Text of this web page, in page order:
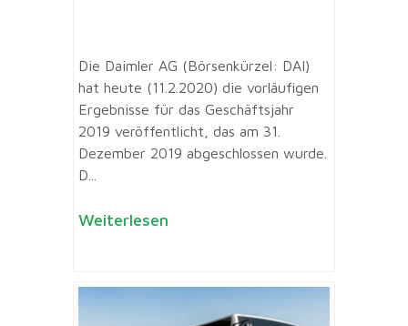
Die Daimler AG (Börsenkürzel: DAI)
hat heute (11.2.2020) die vorläufigen
Ergebnisse für das Geschäftsjahr
2019 veröffentlicht, das am 31.
Dezember 2019 abgeschlossen wurde.
D...
Weiterlesen